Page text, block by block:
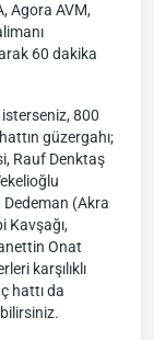
Agora AVM,
60 dakika
800
güzergahı;
Rauf Denktaş
Dedeman (Akra
Kavşağı,
Onat
karşılıklı
hattı da